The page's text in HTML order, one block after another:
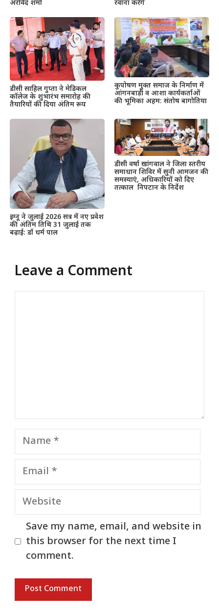
अरविंद शर्मा
रवाना करेंगे
डीसी साहिल गुप्ता ने मेडिकल
कॉलेज के शुभारंभ समारोह की
तैयारियों की दिया अंतिम रूप
कुपोषण मुक्त समाज के निर्माण में
आंगनबाड़ी व आशा कार्यकर्ताओं
की भूमिका अहम: संतोष बागोतिया
इग्नू ने जुलाई 2026 सत्र में नए प्रवेश
की अंतिम तिथि 31 जुलाई तक
बढ़ाई: डॉ धर्म पाल
डीसी वर्षा खांगवाल ने जिला स्तरीय
समाधान शिविर में सुनी आमजन की
समस्याएं, अधिकारियों को दिए
तत्काल निपटान के निर्देश
Leave a Comment
Name
Email
Website
Save my name, email, and website in
this browser for the next time I
comment.